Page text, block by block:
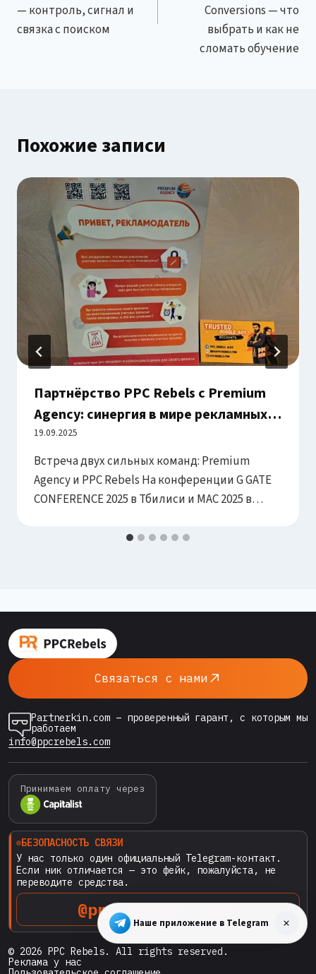
— контроль, сигнал и
связка с поиском
Conversions — что
выбрать и как не
сломать обучение
Похожие записи
Партнёрство PPC Rebels с Premium
Agency: синергия в мире рекламных
аккаунтов
19.09.2025
Встреча двух сильных команд: Premium
Agency и PPC Rebels На конференции G GATE
CONFERENCE 2025 в Тбилиси и MAC 2025 в
Premium Agency — экспертов в аренде
сотрудничества, объединяющего
уникальные возможности обеих компаний.
Что предлагает Premium Agency? Premium
Agency специализируется…
Связаться с нами
Partnerkin.com – проверенный гарант, с которым мы
работаем
info@ppcrebels.com
Принимаем оплату через
БЕЗОПАСНОСТЬ СВЯЗИ
У нас только один официальный Telegram-контакт.
Если ник отличается — это фейк, пожалуйста, не
переводите средства.
@ppc_rebels_alex
© 2026 PPC Rebels. All rights reserved.
Реклама у нас
Наше приложение в Telegram